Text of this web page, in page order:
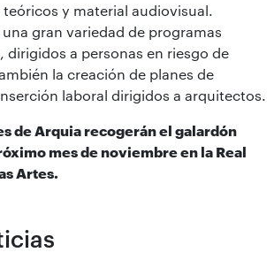
y material audiovisual.
gran variedad de programas
dirigidos a personas en riesgo de
la creación de planes de
laboral dirigidos a arquitectos.
de Arquia recogerán el galardón
mes de noviembre en la Real
Artes.